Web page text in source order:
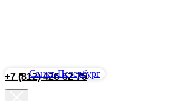
+7 (812) 426-52-75
Запись Онлайн
Санкт-Петербург